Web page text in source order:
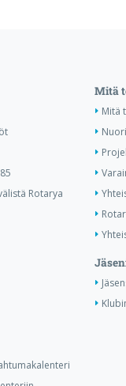
Rotarya
Mitä
Mitä